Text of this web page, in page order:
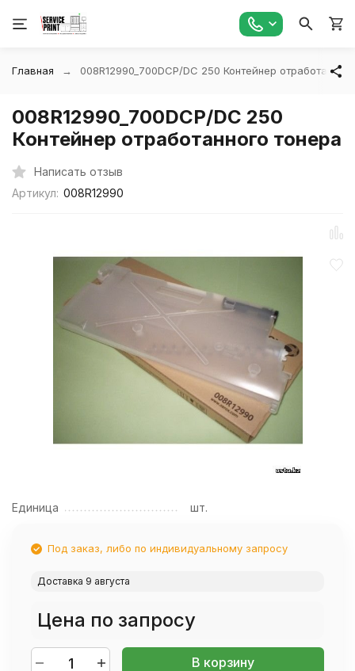
Главная 008R12990_700DCP/DC 250 Контейнер
008R12990_700DCP/DC 250
Контейнер отработанного тонера
Написать отзыв
Артикул: 008R12990
Единица шт.
Под заказ, либо по индивидуальному запросу
Доставка 9 августа
Цена по запросу
В корзину